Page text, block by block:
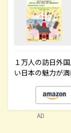
１万人の訪日外
い日本の魅力が
AD